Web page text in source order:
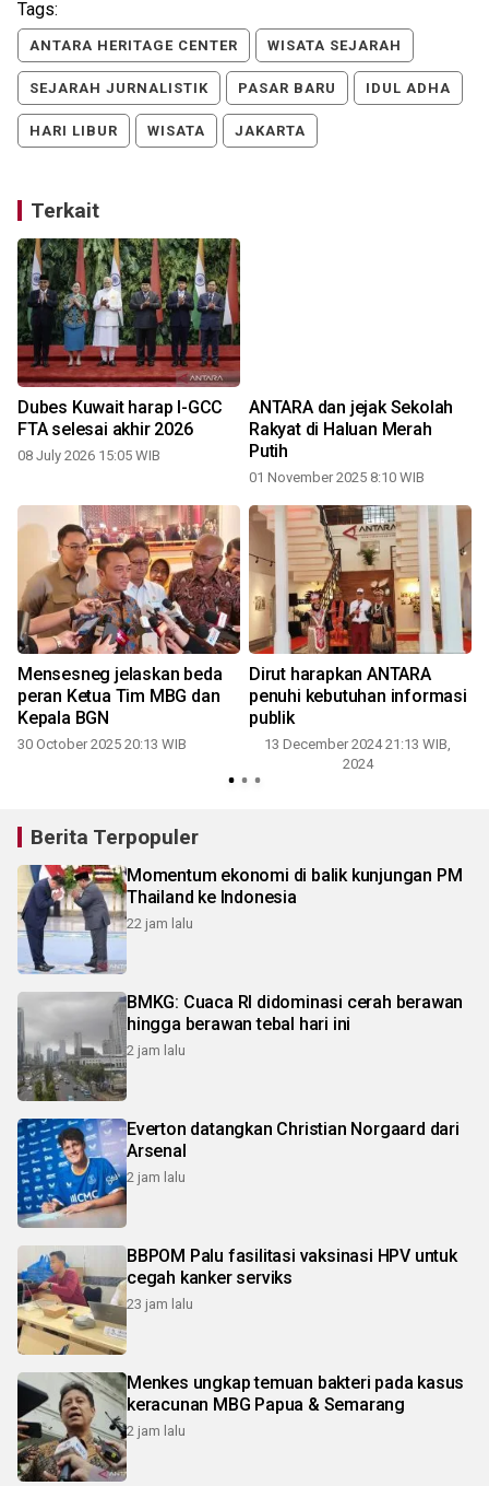
Tags:
ANTARA HERITAGE CENTER WISATA SEJARAH
SEJARAH JURNALISTIK PASAR BARU IDUL ADHA
HARI LIBUR WISATA JAKARTA
Terkait
Dubes Kuwait harap I-GCC
FTA selesai akhir 2026
08 July 2026 15:05 WIB
ANTARA dan jejak Sekolah
Rakyat di Haluan Merah
Putih
01 November 2025 8:10 WIB
Mensesneg jelaskan beda
peran Ketua Tim MBG dan
Kepala BGN
30 October 2025 20:13 WIB
Dirut harapkan ANTARA
penuhi kebutuhan informasi
publik
13 December 2024 21:13 WIB,
2024
Berita Terpopuler
Momentum ekonomi di balik kunjungan PM
Thailand ke Indonesia
22 jam lalu
BMKG: Cuaca RI didominasi cerah berawan
hingga berawan tebal hari ini
2 jam lalu
Everton datangkan Christian Norgaard dari
Arsenal
2 jam lalu
BBPOM Palu fasilitasi vaksinasi HPV untuk
cegah kanker serviks
23 jam lalu
Menkes ungkap temuan bakteri pada kasus
keracunan MBG Papua & Semarang
2 jam lalu